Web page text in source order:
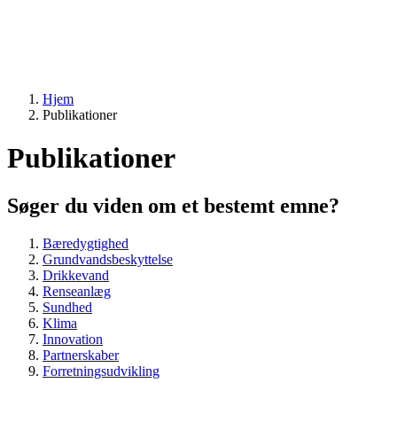
Hjem
Publikationer
Publikationer
Søger du viden om et bestemt emne?
Bæredygtighed
Grundvandsbeskyttelse
Drikkevand
Renseanlæg
Sundhed
Klima
Innovation
Partnerskaber
Forretningsudvikling